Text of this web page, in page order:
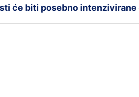
će biti posebno intenzivirane